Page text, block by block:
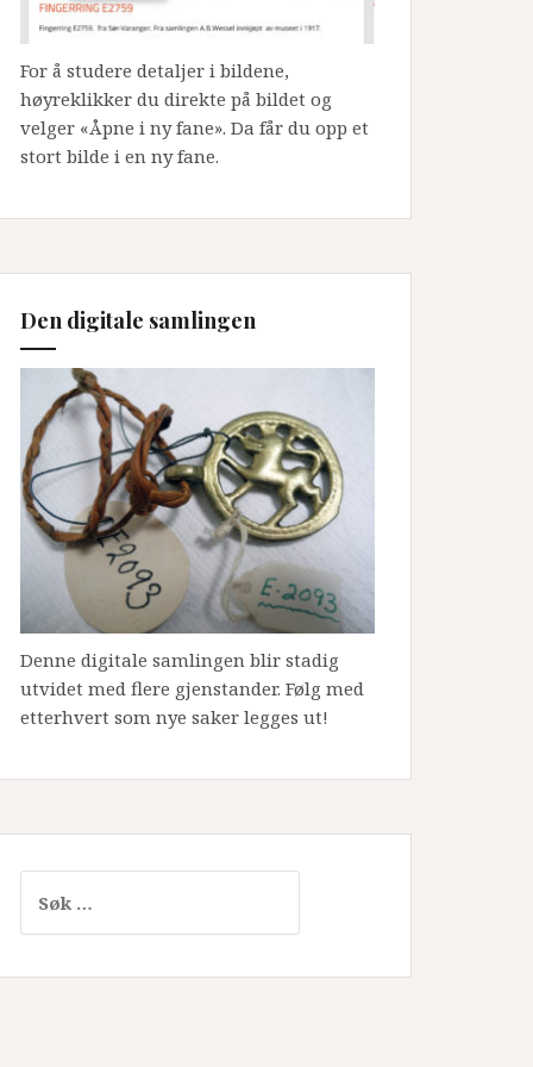
For å studere detaljer i bildene,
høyreklikker du direkte på bildet og
velger «Åpne i ny fane». Da får du opp et
stort bilde i en ny fane.
Den digitale samlingen
Denne digitale samlingen blir stadig
utvidet med flere gjenstander. Følg med
etterhvert som nye saker legges ut!
etter: